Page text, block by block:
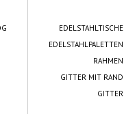
EDELSTAHLTISCHE
EDELSTAHLPALETTEN
RAHMEN
GITTER MIT RAND
GITTER